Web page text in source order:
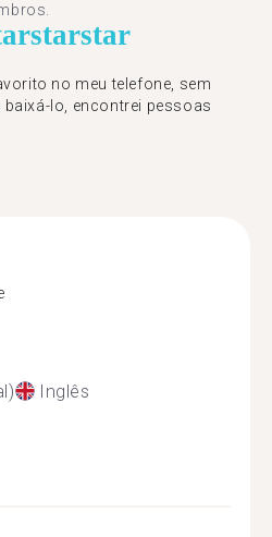
starstar
no meu telefone, sem
lo, encontrei pessoas
Inglês